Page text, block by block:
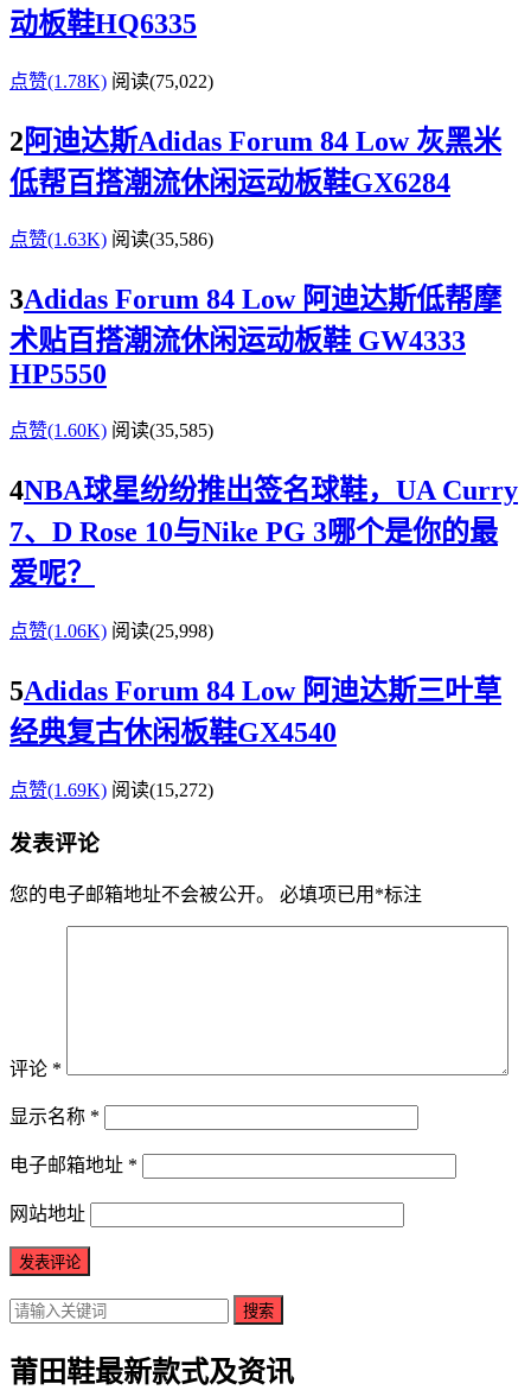
动板鞋HQ6335
点赞(1.78K) 阅读(75,022)
2阿迪达斯Adidas Forum 84 Low 灰黑米
低帮百搭潮流休闲运动板鞋GX6284
点赞(1.63K) 阅读(35,586)
3Adidas Forum 84 Low 阿迪达斯低帮摩
术贴百搭潮流休闲运动板鞋 GW4333
HP5550
点赞(1.60K) 阅读(35,585)
4NBA球星纷纷推出签名球鞋，UA Curry
7、D Rose 10与Nike PG 3哪个是你的最
爱呢？
点赞(1.06K) 阅读(25,998)
5Adidas Forum 84 Low 阿迪达斯三叶草
经典复古休闲板鞋GX4540
点赞(1.69K) 阅读(15,272)
发表评论
您的电子邮箱地址不会被公开。 必填项已用 *标注
评论 *
显示名称 *
电子邮箱地址 *
网站地址
搜索
莆田鞋最新款式及资讯